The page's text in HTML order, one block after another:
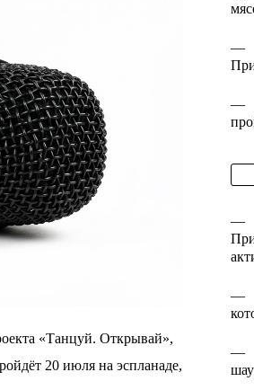
«Танцуй. Открывай»,
20 июля на эспланаде,
—
—
—
—
—